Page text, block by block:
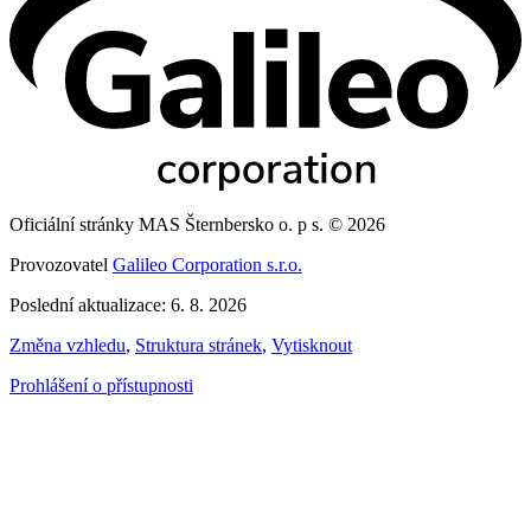
Oficiální stránky MAS Šternbersko o. p s. © 2026
Provozovatel Galileo Corporation s.r.o.
Poslední aktualizace: 6. 8. 2026
Změna vzhledu, Struktura stránek, Vytisknout
Prohlášení o přístupnosti